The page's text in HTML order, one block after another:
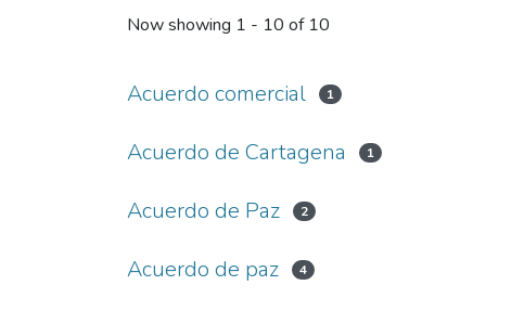
Now showing 1 - 10 of 10
Acuerdo comercial 1
Acuerdo de Cartagena 1
Acuerdo de Paz 2
Acuerdo de paz 4